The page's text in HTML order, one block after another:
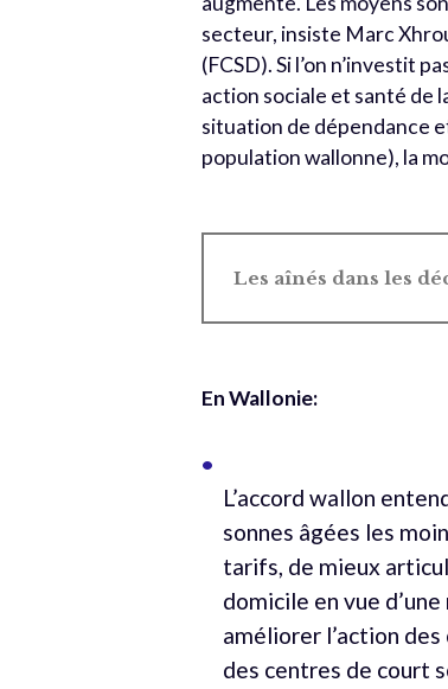
secteur, insiste Marc
(FCSD). Si l’on n’investit
action sociale et santé de
situation de dépendance
population wallonne), la
Les aînés dans les
En Wallonie:
L’accord wallon
sonnes âgées les
tarifs, de mieux
domicile en vue
améliorer l’action
des centres de court